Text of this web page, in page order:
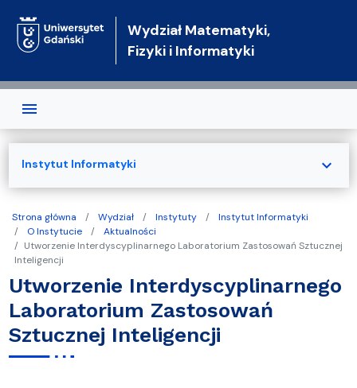
Wydział Matematyki,
Fizyki i Informatyki
Strona główna Wydział Instytuty
Instytut Informatyki
O Instytucie
Aktualności
Utworzenie Interdyscyplinarnego Laboratorium Zastosowań Sztucznej
Inteligencji
Utworzenie Interdyscyplinarnego
Laboratorium Zastosowań
Sztucznej Inteligencji
Instytut Informatyki expand_more